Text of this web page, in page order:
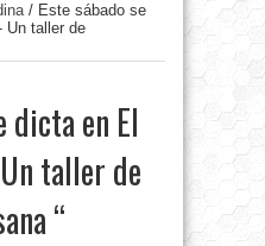
/ Este sábado se
Un taller de
dicta en El
taller de
“